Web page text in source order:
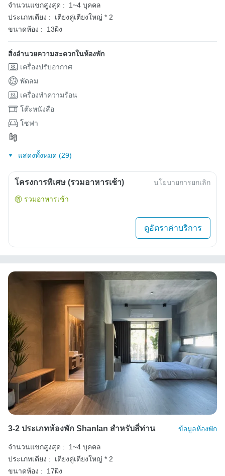
จำนวนแขกสูงสุด :
1~4 บุคคล
ประเภทเตียง :
เตียงคู่เตียงใหญ่ * 2
ขนาดห้อง :
13ผิง
สิ่งอำนวยความสะดวกในห้องพัก
เครื่องปรับอากาศ
พัดลม
เครื่องทำความร้อน
โต๊ะหนังสือ
โซฟา
แสดงทั้งหมด (29)
โครงการพิเศษ (รวมอาหารเช้า) นโยบายการยกเลิก
รวมอาหารเช้า
ดูอัตราค่าบริการ
3-2 ประเภทห้องพัก Shanlan สำหรับสี่ท่าน ข้อมูลห้องพัก
จำนวนแขกสูงสุด :
1~4 บุคคล
ประเภทเตียง :
เตียงคู่เตียงใหญ่ * 2
ขนาดห้อง :
17ผิง